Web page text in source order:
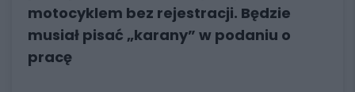
motocyklem bez rejestracji. Będzie
musiał pisać „karany” w podaniu o
pracę